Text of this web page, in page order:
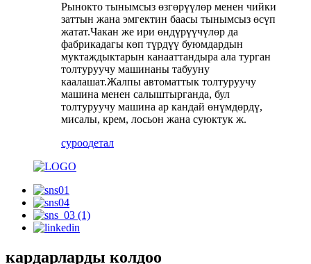
Рынокто тынымсыз өзгөрүүлөр менен чийки
заттын жана эмгектин баасы тынымсыз өсүп
жатат.Чакан же ири өндүрүүчүлөр да
фабрикадагы көп түрдүү буюмдардын
муктаждыктарын канааттандыра ала турган
толтуруучу машинаны табууну
каалашат.Жалпы автоматтык толтуруучу
машина менен салыштырганда, бул
толтуруучу машина ар кандай өнүмдөрдү,
мисалы, крем, лосьон жана суюктук ж.
суроодетал
кардарларды колдоо